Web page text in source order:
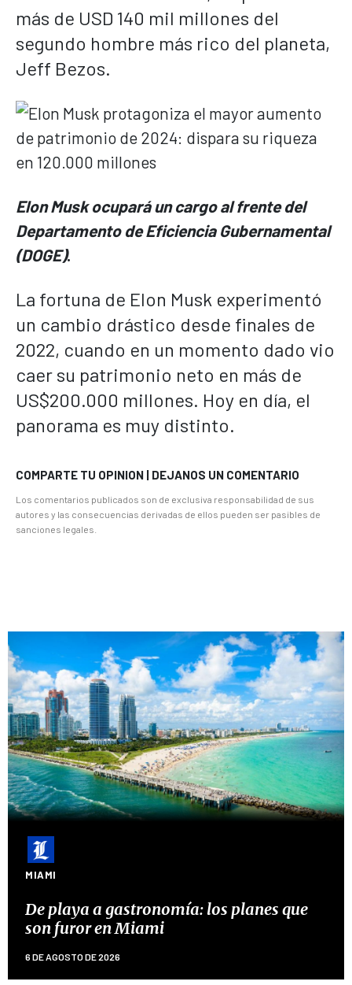
más de USD 140 mil millones del
segundo hombre más rico del planeta,
Jeff Bezos.
Elon Musk ocupará un cargo al frente del
Departamento de Eficiencia Gubernamental
(DOGE).
La fortuna de Elon Musk experimentó
un cambio drástico desde finales de
2022, cuando en un momento dado vio
caer su patrimonio neto en más de
US$200.000 millones. Hoy en día, el
panorama es muy distinto.
COMPARTE TU OPINION | DEJANOS UN COMENTARIO
Los comentarios publicados son de exclusiva responsabilidad de sus
autores y las consecuencias derivadas de ellos pueden ser pasibles de
sanciones legales.
MIAMI
De playa a gastronomía: los planes que
son furor en Miami
6 DE AGOSTO DE 2026